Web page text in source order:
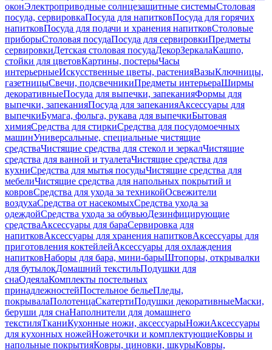
оконЭлектроприводные солнцезащитные системыСтоловая
посуда, сервировкаПосуда для напитковПосуда для горячих
напитковПосуда для подачи и хранения напитковСтоловые
приборыСтоловая посудаПосуда для сервировкиПредметы
сервировкиДетская столовая посудаДекорЗеркалаКашпо,
стойки для цветовКартины, постерыЧасы
интерьерныеИскусственные цветы, растенияВазыКлючницы,
газетницыСвечи, подсвечникиПредметы интерьераШирмы
декоративныеПосуда для выпечки, запеканияФормы для
выпечки, запеканияПосуда для запеканияАксессуары для
выпечкиБумага, фольга, рукава для выпечкиБытовая
химияСредства для стиркиСредства для посудомоечных
машинУниверсальные, специальные чистящие
средстваЧистящие средства для стекол и зеркалЧистящие
средства для ванной и туалетаЧистящие средства для
кухниСредства для мытья посудыЧистящие средства для
мебелиЧистящие средства для напольных покрытий и
ковровСредства для ухода за техникойОсвежители
воздухаСредства от насекомыхСредства ухода за
одеждойСредства ухода за обувьюДезинфицирующие
средстваАксессуары для бараСервировка для
напитковАксессуары для хранения напитковАксессуары для
приготовления коктейлейАксессуары для охлаждения
напитковНаборы для бара, мини-барыШтопоры, открывалки
для бутылокДомашний текстильПодушки для
снаОдеялаКомплекты постельных
принадлежностейПостельное бельеПледы,
покрывалаПолотенцаСкатертиПодушки декоративныеМаски,
беруши для снаНаполнители для домашнего
текстиляТканиКухонные ножи, аксессуарыНожиАксессуары
для кухонных ножейНожеточки и комплектующиеКовры и
напольные покрытияКовры, циновки, шкурыКовры,